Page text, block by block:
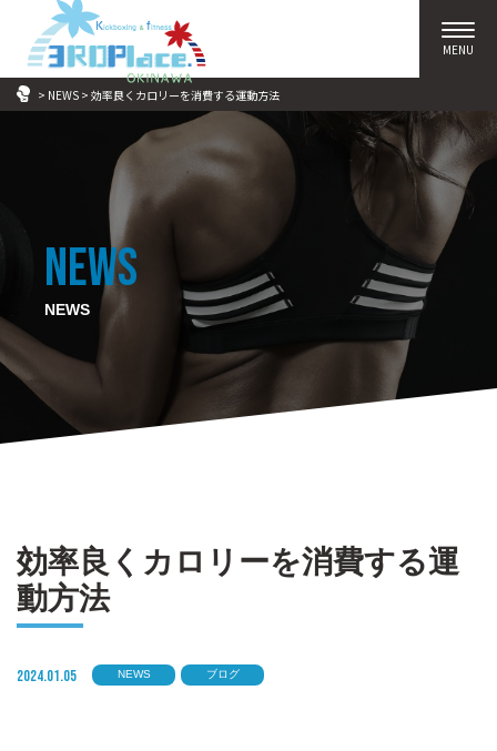
> NEWS > 効率良くカロリーを消費する運動方法
news
NEWS
効率良くカロリーを消費する運
動方法
2024.01.05 NEWS ブログ